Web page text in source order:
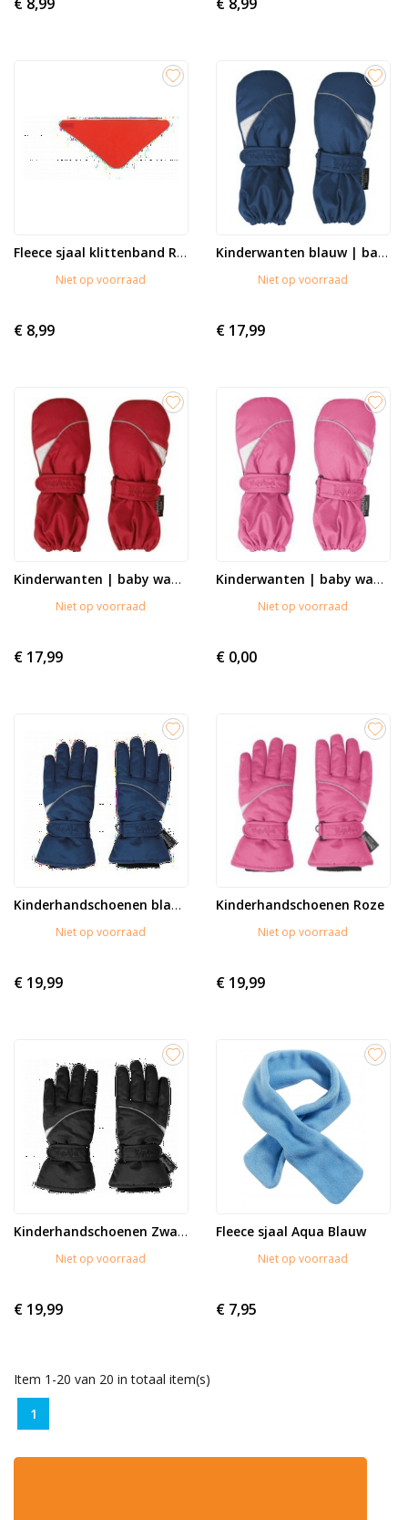
Fleece sjaal klittenband Rood
Niet op voorraad
€ 8,99
Kinderwanten blauw | baby...
Niet op voorraad
€ 17,99
Kinderwanten | baby wanten...
Niet op voorraad
€ 17,99
Kinderwanten | baby wanten...
Niet op voorraad
€ 0,00
Kinderhandschoenen blauw
Niet op voorraad
€ 19,99
Kinderhandschoenen Roze
Niet op voorraad
€ 19,99
Kinderhandschoenen Zwart
Niet op voorraad
€ 19,99
Fleece sjaal Aqua Blauw
Niet op voorraad
€ 7,95
Item 1-20 van 20 in totaal item(s)
1